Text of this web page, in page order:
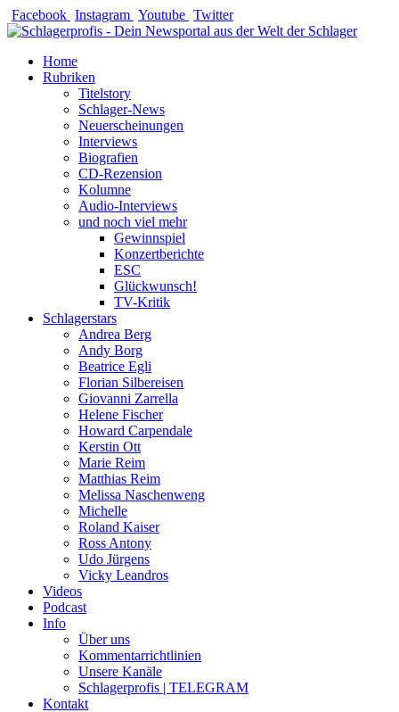
Zum
Inhalt
Facebook Instagram Youtube Twitter
Home
Rubriken
Titelstory
Schlager-News
Neuerscheinungen
Interviews
Biografien
CD-Rezension
Kolumne
Audio-Interviews
und noch viel mehr
Gewinnspiel
Konzertberichte
ESC
Glückwunsch!
TV-Kritik
Schlagerstars
Andrea Berg
Andy Borg
Beatrice Egli
Florian Silbereisen
Giovanni Zarrella
Helene Fischer
Howard Carpendale
Kerstin Ott
Marie Reim
Matthias Reim
Melissa Naschenweng
Michelle
Roland Kaiser
Ross Antony
Udo Jürgens
Vicky Leandros
Videos
Podcast
Info
Über uns
Kommentarrichtlinien
Unsere Kanäle
Schlagerprofis | TELEGRAM
Kontakt